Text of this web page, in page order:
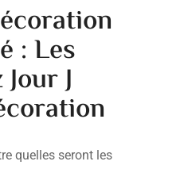
: Les
J
quelles seront les